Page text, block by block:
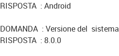
RISPOSTA : Android
DOMANDA : Versione del
RISPOSTA : 8.0.0